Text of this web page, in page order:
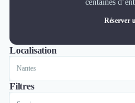
Qualité de Vie au Travail (QVT)
Portage Salarial
Responsabilité Sociétale des
Marketplace de freelance
centaines
Réserver
Localisation
ToutLyonParis
Filtres